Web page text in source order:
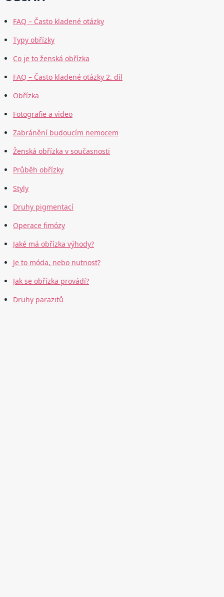
FAQ – Často kladené otázky
Typy obřízky
Co je to ženská obřízka
FAQ – Často kladené otázky 2. díl
Obřízka
Fotografie a video
Zabránění budoucím nemocem
Ženská obřízka v současnosti
Průběh obřízky
Styly
Druhy pigmentací
Operace fimózy
Jaké má obřízka výhody?
Je to móda, nebo nutnost?
Jak se obřízka provádí?
Druhy parazitů